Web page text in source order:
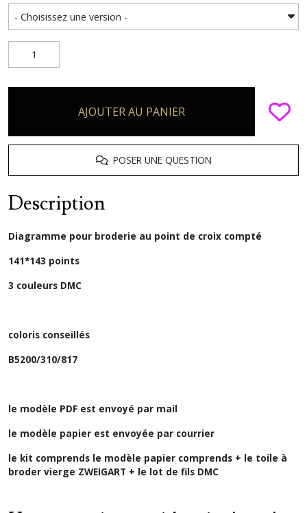
AJOUTER AU PANIER
POSER UNE QUESTION
Description
Diagramme pour broderie au point de croix compté
141*143 points
3 couleurs DMC
coloris conseillés
B5200/310/817
le modèle PDF est envoyé par mail
le modèle papier est envoyée par courrier
le kit comprends le modèle papier comprends + le toile à
broder vierge ZWEIGART + le lot de fils DMC